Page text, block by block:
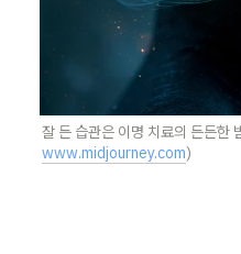
www.midjourney.com)